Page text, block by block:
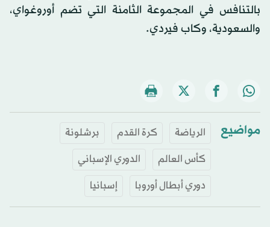
بالتنافس في المجموعة الثامنة التي تضم أوروغواي،
والسعودية، وكاب فيردي.
مواضيع الرياضة كرة القدم
برشلونة
كأس العالم
الدوري الإسباني
دوري أبطال أوروبا
إسبانيا